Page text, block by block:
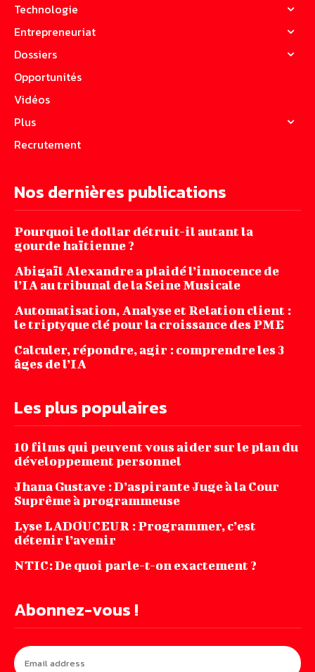
Technologie
Entrepreneuriat
Dossiers
Opportunités
Vidéos
Plus
Recrutement
Nos dernières publications
Pourquoi le dollar détruit-il autant la
gourde haïtienne ?
Abigaïl Alexandre a plaidé l’innocence de
l’IA au tribunal de la Seine Musicale
Automatisation, Analyse et Relation client :
le triptyque clé pour la croissance des PME
Calculer, répondre, agir : comprendre les 3
âges de l’IA
Les plus populaires
10 films qui peuvent vous aider sur le plan du
développement personnel
Jhana‌ ‌Gustave‌ ‌:‌ ‌D’aspirante‌ ‌Juge‌ ‌à‌ ‌la‌ ‌Cour‌
‌Suprême‌ ‌à ‌programmeuse ‌
Lyse LADOUCEUR : Programmer, c’est
détenir l’avenir
NTIC: De quoi parle-t-on exactement ?
Abonnez-vous !